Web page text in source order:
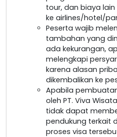
tour, dan biaya
ke airlines/hotel/
Peserta wajib
tambahan yang
ada kekurangan,
melengkapi
karena alasan
dikembalikan ke
Apabila
oleh PT. Viva
tidak dapat
pendukung terkait
proses visa